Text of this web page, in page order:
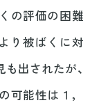
の評価の困難
り被ばくに対
出されたが、
可能性は１，